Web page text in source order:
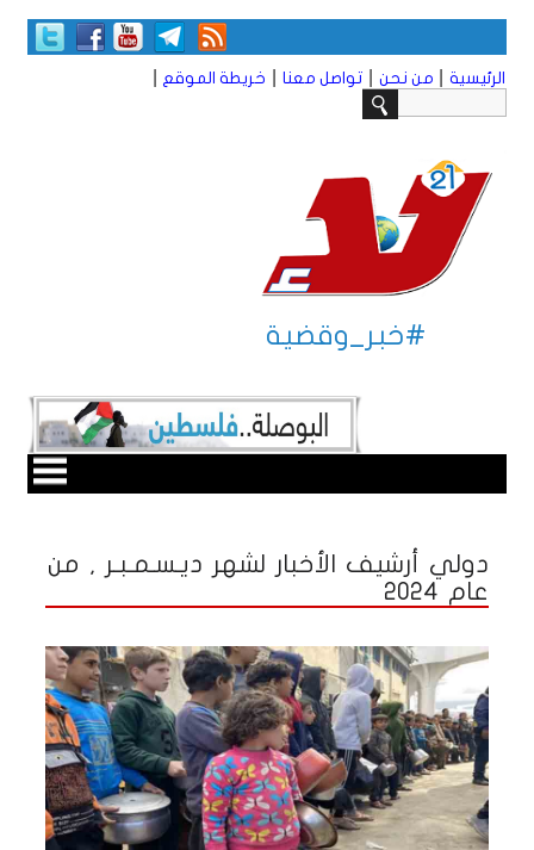
الرئيسية من نحن تواصل معنا خريطة الموقع
#خبر_وقضية
دولي أرشيف الأخبار لشهر ديـسـمـبـر , من
عام 2024